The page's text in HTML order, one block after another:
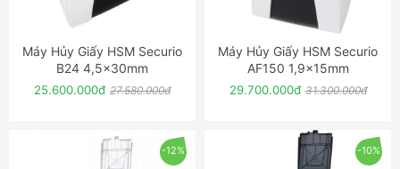
ĐẶT NGAY
Máy Hủy Giấy HSM Securio
B24 4,5x30mm
25.600.000đ 27.580.000đ
ĐẶT NGAY
Máy Hủy Giấy HSM Securio
AF150 1,9x15mm
29.700.000đ 31.300.000đ
-12% -10%